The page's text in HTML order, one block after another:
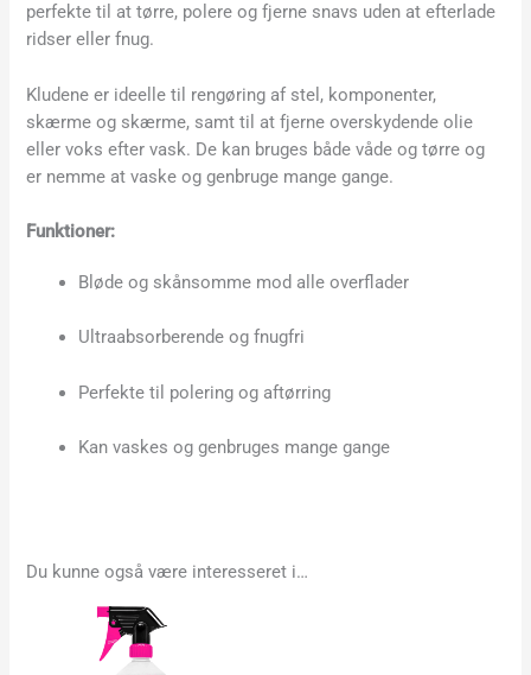
perfekte til at tørre, polere og fjerne snavs uden at efterlade
ridser eller fnug.
Kludene er ideelle til rengøring af stel, komponenter,
skærme og skærme, samt til at fjerne overskydende olie
eller voks efter vask. De kan bruges både våde og tørre og
er nemme at vaske og genbruge mange gange.
Funktioner:
Bløde og skånsomme mod alle overflader
Ultraabsorberende og fnugfri
Perfekte til polering og aftørring
Kan vaskes og genbruges mange gange
Du kunne også være interesseret i…